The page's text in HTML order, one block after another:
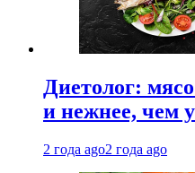
Диетолог:
и нежнее, чем
2 года ago2 года ago